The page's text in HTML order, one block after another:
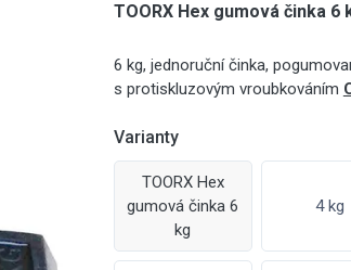
TOORX Hex gumová činka 6
6 kg, jednoruční činka,
s protiskluzovým vroubkováním
Varianty
TOORX Hex
gumová činka 6
kg
4 kg